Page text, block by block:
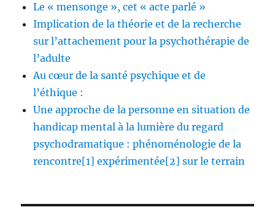
Le « mensonge », cet « acte parlé »
Implication de la théorie et de la recherche
sur l’attachement pour la psychothérapie de
l’adulte
Au cœur de la santé psychique et de
l’éthique :
Une approche de la personne en situation de
handicap mental à la lumière du regard
psychodramatique : phénoménologie de la
rencontre[1] expérimentée[2] sur le terrain